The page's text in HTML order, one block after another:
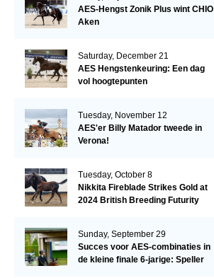
AES-Hengst Zonik Plus wint CHIO
Aken
Saturday, December 21
AES Hengstenkeuring: Een dag
vol hoogtepunten
Tuesday, November 12
AES'er Billy Matador tweede in
Verona!
Tuesday, October 8
Nikkita Fireblade Strikes Gold at
2024 British Breeding Futurity
Sunday, September 29
Succes voor AES-combinaties in
de kleine finale 6-jarige: Speller